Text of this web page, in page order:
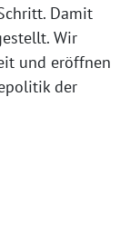
Damit
Wir
und eröffnen
der